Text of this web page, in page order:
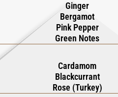
που μετατρέπει την ιστορία
Ginger
Bergamot
Pink Pepper
Green Notes
Cardamom
Blackcurrant
Rose (Turkey)